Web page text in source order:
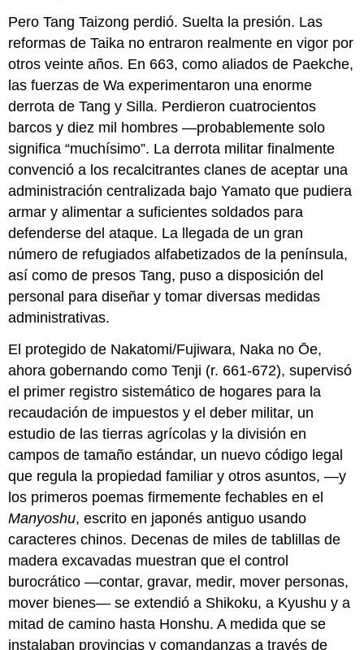
Pero Tang Taizong perdió. Suelta la presión. Las
reformas de Taika no entraron realmente en vigor por
otros veinte años. En 663, como aliados de Paekche,
las fuerzas de Wa experimentaron una enorme
derrota de Tang y Silla. Perdieron cuatrocientos
barcos y diez mil hombres —probablemente solo
significa “muchísimo”. La derrota militar finalmente
convenció a los recalcitrantes clanes de aceptar una
administración centralizada bajo Yamato que pudiera
armar y alimentar a suficientes soldados para
defenderse del ataque. La llegada de un gran
número de refugiados alfabetizados de la península,
así como de presos Tang, puso a disposición del
personal para diseñar y tomar diversas medidas
administrativas.
El protegido de Nakatomi/Fujiwara, Naka no Ōe,
ahora gobernando como Tenji (r. 661-672), supervisó
el primer registro sistemático de hogares para la
recaudación de impuestos y el deber militar, un
estudio de las tierras agrícolas y la división en
campos de tamaño estándar, un nuevo código legal
que regula la propiedad familiar y otros asuntos, —y
los primeros poemas firmemente fechables en el
Manyoshu, escrito en japonés antiguo usando
caracteres chinos. Decenas de miles de tablillas de
madera excavadas muestran que el control
burocrático —contar, gravar, medir, mover personas,
mover bienes— se extendió a Shikoku, a Kyushu y a
mitad de camino hasta Honshu. A medida que se
instalaban provincias y comandanzas a través de